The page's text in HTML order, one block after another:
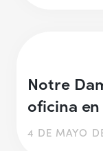
Notre
oficina
4 DE MAYO